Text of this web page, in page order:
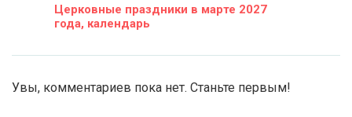
Церковные праздники в марте 2027
года, календарь
Увы, комментариев пока нет. Станьте первым!